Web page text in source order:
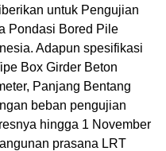
untuk Pengujian
Pondasi Bored Pile
Adapun spesifikasi
Box Girder Beton
Panjang Bentang
beban pengujian
hingga 1 November
prasana LRT